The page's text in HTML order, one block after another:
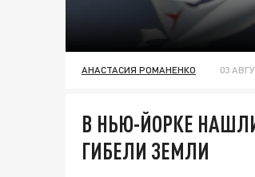
АНАСТАСИЯ РОМАНЕНКО 03
В НЬЮ-ЙОРКЕ
ГИБЕЛИ ЗЕМЛИ